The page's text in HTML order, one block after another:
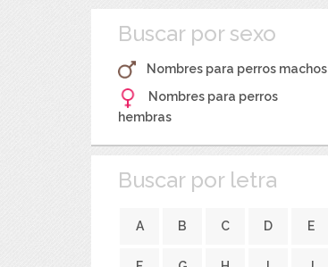
Buscar por sexo
Nombres para perros machos
Nombres para perros
hembras
Buscar por letra
A B C D E